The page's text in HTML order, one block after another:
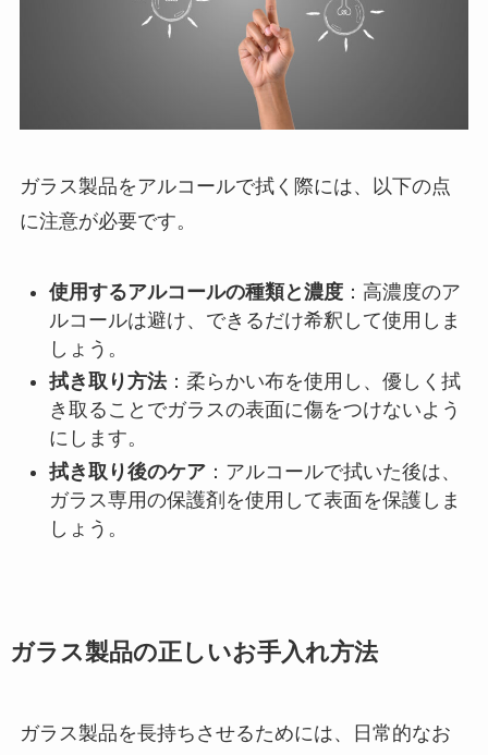
ガラス製品をアルコールで拭く際には、以下の点
に注意が必要です。
使用するアルコールの種類と濃度：高濃度のア
ルコールは避け、できるだけ希釈して使用しま
しょう。
拭き取り方法：柔らかい布を使用し、優しく拭
き取ることでガラスの表面に傷をつけないよう
にします。
拭き取り後のケア：アルコールで拭いた後は、
ガラス専用の保護剤を使用して表面を保護しま
しょう。
ガラス製品の正しいお手入れ方法
ガラス製品を長持ちさせるためには、日常的なお